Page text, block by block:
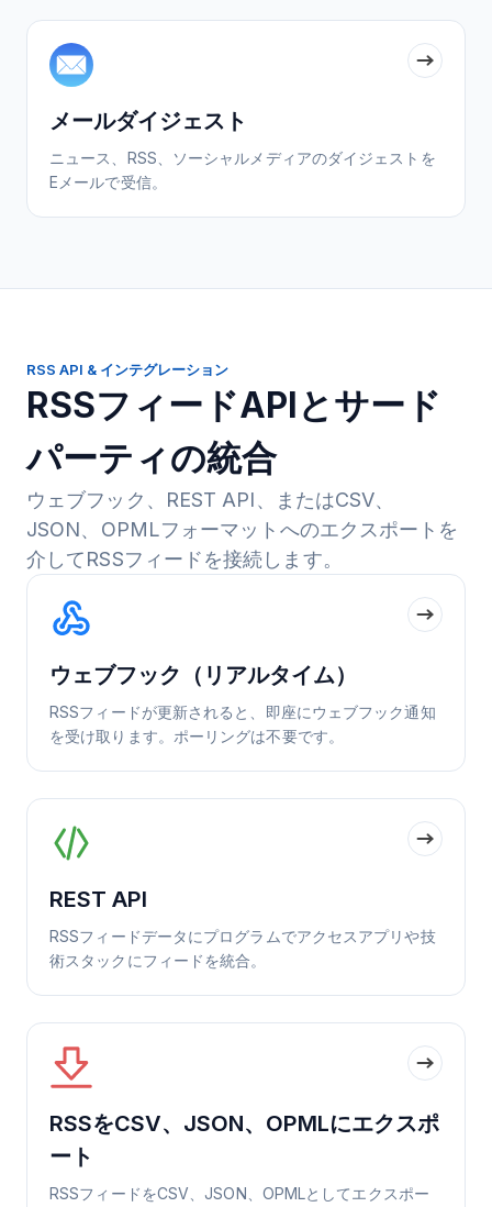
メールダイジェスト
ニュース、RSS、ソーシャルメディアのダイジェストを
Eメールで受信。
RSS API & インテグレーション
RSSフィードAPIとサード
パーティの統合
ウェブフック、REST API、またはCSV、
JSON、OPMLフォーマットへのエクスポートを
介してRSSフィードを接続します。
ウェブフック（リアルタイム）
RSSフィードが更新されると、即座にウェブフック通知
を受け取ります。ポーリングは不要です。
REST API
RSSフィードデータにプログラムでアクセスアプリや技
術スタックにフィードを統合。
RSSをCSV、JSON、OPMLにエクスポ
ート
RSSフィードをCSV、JSON、OPMLとしてエクスポー